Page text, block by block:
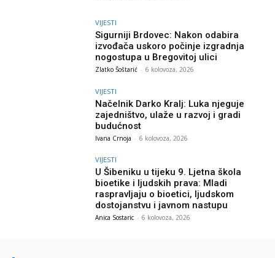
VIJESTI
Sigurniji Brdovec: Nakon odabira
izvođača uskoro počinje izgradnja
nogostupa u Bregovitoj ulici
Zlatko Šoštarić - 6 kolovoza, 2026
VIJESTI
Načelnik Darko Kralj: Luka njeguje
zajedništvo, ulaže u razvoj i gradi
budućnost
Ivana Crnoja - 6 kolovoza, 2026
VIJESTI
U Šibeniku u tijeku 9. Ljetna škola
bioetike i ljudskih prava: Mladi
raspravljaju o bioetici, ljudskom
dostojanstvu i javnom nastupu
Anica Sostaric - 6 kolovoza, 2026